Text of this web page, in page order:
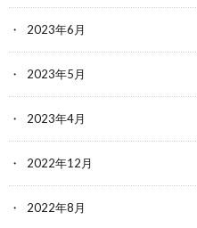
2023年6月
2023年5月
2023年4月
2022年12月
2022年8月